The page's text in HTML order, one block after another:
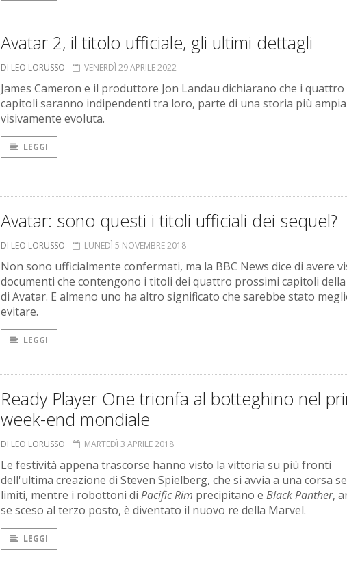
Avatar 2, il titolo ufficiale, gli ultimi dettagli
DI LEO LORUSSO VENERDÌ 29 APRILE 2022
James Cameron e il produttore Jon Landau dichiarano che i quattro
capitoli saranno indipendenti tra loro, parte di una storia più
visivamente evoluta.
LEGGI
Avatar: sono questi i titoli ufficiali dei sequel?
DI LEO LORUSSO LUNEDÌ 5 NOVEMBRE 2018
Non sono ufficialmente confermati, ma la BBC News dice di avere
documenti che contengono i titoli dei quattro prossimi capitoli della
di Avatar. E almeno uno ha altro significato che sarebbe stato
evitare.
LEGGI
Ready Player One trionfa al botteghino nel
week-end mondiale
DI LEO LORUSSO MARTEDÌ 3 APRILE 2018
Le festività appena trascorse hanno visto la vittoria su più fronti
dell'ultima creazione di Steven Spielberg, che si avvia a una corsa
limiti, mentre i robottoni di Pacific Rim precipitano e Black Panther,
se sceso al terzo posto, è diventato il nuovo re della Marvel.
LEGGI